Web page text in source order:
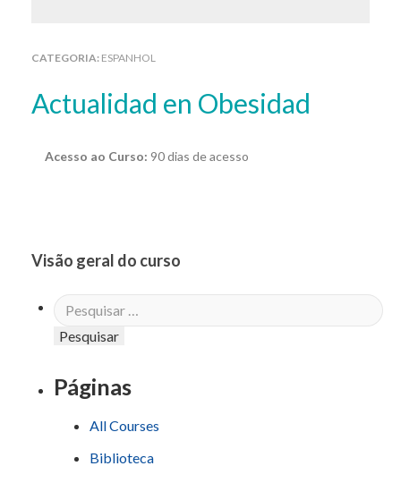
CATEGORIA: ESPANHOL
Actualidad en Obesidad
Acesso ao Curso: 90 dias de acesso
Visão geral do curso
Pesquisar
por:
Páginas
All Courses
Biblioteca